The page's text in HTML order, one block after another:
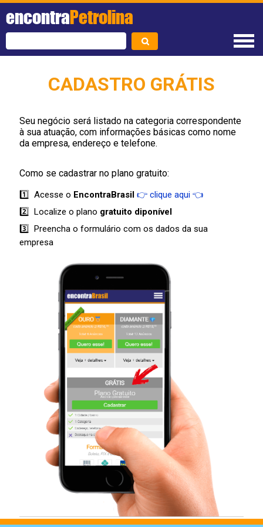
encontraPetrolina
CADASTRO GRÁTIS
Seu negócio será listado na categoria correspondente
à sua atuação, com informações básicas como nome
da empresa, endereço e telefone.
Como se cadastrar no plano gratuito:
1️⃣ Acesse o EncontraBrasil 👉 clique aqui 👈
2️⃣ Localize o plano gratuito diponível
3️⃣ Preencha o formulário com os dados da sua
empresa